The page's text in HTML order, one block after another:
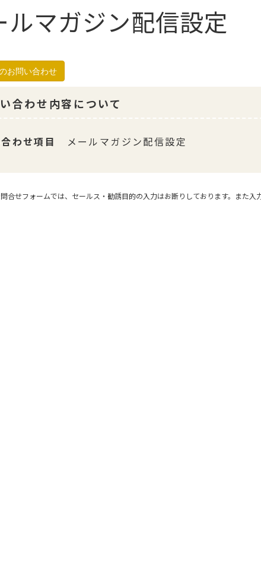
ルマガジン配信設定
お問い合わせ
合わせ内容について
わせ項目 メールマガジン配信設定
合せフォームでは、セールス・勧誘目的の入力はお断りしております。また入